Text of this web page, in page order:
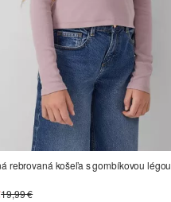
rebrovaná košeľa s gombíkovou légou
19,99 €